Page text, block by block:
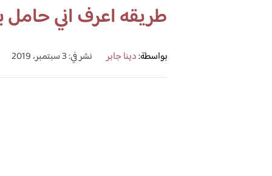
طريقه اعرف اني
بواسطة:دينا جابر نشر في: 3 سبتمبر، 2019